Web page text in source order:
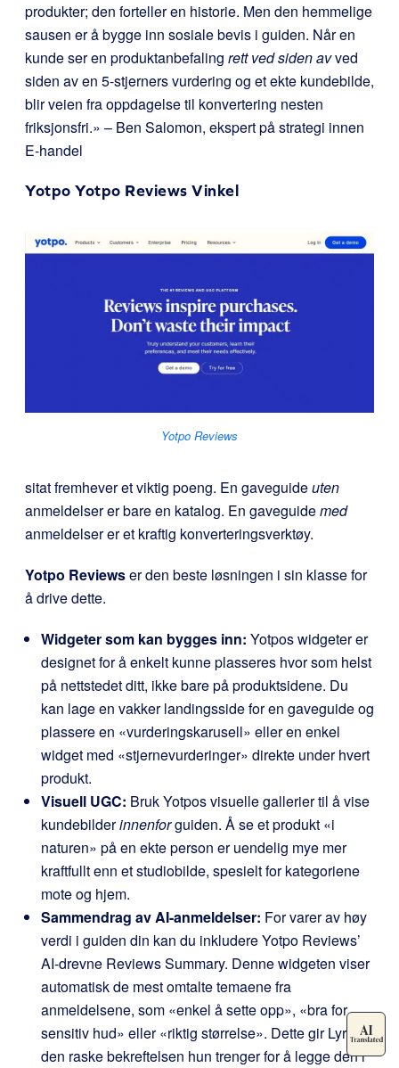
produkter; den forteller en historie. Men den hemmelige
sausen er å bygge inn sosiale bevis i guiden. Når en
kunde ser en produktanbefaling rett ved siden avved
siden av en 5-stjerners vurdering og et ekte kundebilde,
blir veien fra oppdagelse til konvertering nesten
friksjonsfri.» – Ben Salomon, ekspert på strategi innen
E-handel
Yotpo Yotpo Reviews Vinkel
Yotpo Reviews
sitat fremhever et viktig poeng. En gaveguideuten
anmeldelser er bare en katalog. En gaveguidemed
anmeldelser er et kraftig konverteringsverktøy.
Yotpo Reviewser den beste løsningen i sin klasse for
å drive dette.
Widgeter som kan bygges inn: Yotpos widgeter er
designet for å enkelt kunne plasseres hvor som helst
på nettstedet ditt, ikke bare på produktsidene. Du
kan lage en vakker landingsside for en gaveguide og
plassere en «vurderingskarusell» eller en enkel
widget med «stjernevurderinger» direkte under hvert
produkt.
Visuell UGC: Bruk Yotpos visuelle gallerier til å vise
kundebilderinnenforguiden. Å se et produkt «i
naturen» på en ekte person er uendelig mye mer
kraftfullt enn et studiobilde, spesielt for kategoriene
mote og hjem.
Sammendrag av AI-anmeldelser: For varer av høy
verdi i guiden din kan du inkludere Yotpo Reviews’
AI-drevne Reviews Summary. Denne widgeten viser
automatisk de mest omtalte temaene fra
anmeldelsene, som «enkel å sette opp», «bra for
sensitiv hud» eller «riktig størrelse». Dette gir Lyra
den raske bekreftelsen hun trenger for å legge den i